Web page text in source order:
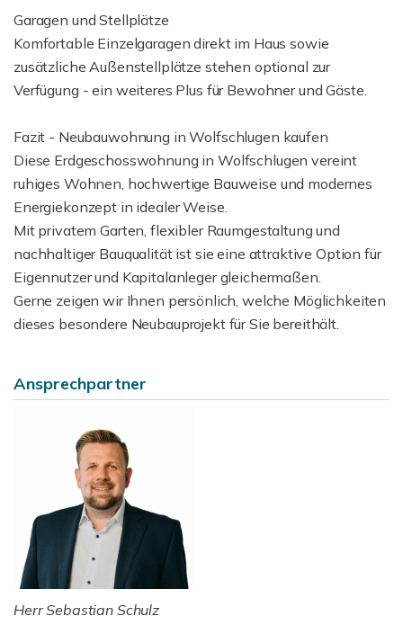
Garagen und Stellplätze
Komfortable Einzelgaragen direkt im Haus sowie
zusätzliche Außenstellplätze stehen optional zur
Verfügung - ein weiteres Plus für Bewohner und Gäste.
Fazit - Neubauwohnung in Wolfschlugen kaufen
Diese Erdgeschosswohnung in Wolfschlugen vereint
ruhiges Wohnen, hochwertige Bauweise und modernes
Energiekonzept in idealer Weise.
Mit privatem Garten, flexibler Raumgestaltung und
nachhaltiger Bauqualität ist sie eine attraktive Option für
Eigennutzer und Kapitalanleger gleichermaßen.
Gerne zeigen wir Ihnen persönlich, welche Möglichkeiten
dieses besondere Neubauprojekt für Sie bereithält.
Ansprechpartner
Herr Sebastian Schulz